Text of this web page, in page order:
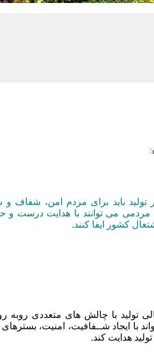
تولید باید برای مردم امن، شفاف و
می توانند با هدایت درست و
کشور ایفا کنند.
تولید با چالش های متعددی روبه
با ایجاد شــفافیت، امنیت، بسترهای
هدایت کند.